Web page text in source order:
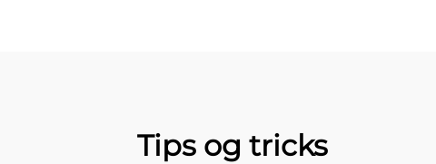
Tips og tricks